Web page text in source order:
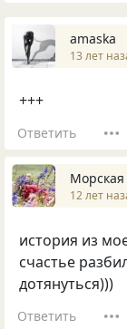
amaska
13 лет
+++
Ответить
Морская
12 лет
история из
счастье
дотянуться)))
Ответить